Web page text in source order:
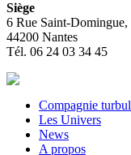
Siège
6 Rue Saint-Domingue,
44200 Nantes
Tél. 06 24 03 34 45
Compagnie turbul
Les Univers
News
A propos